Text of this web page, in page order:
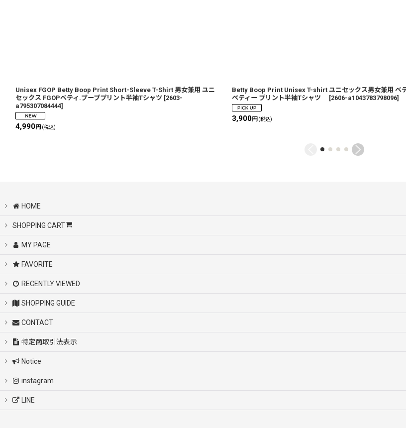
Unisex FGOP Betty Boop Print Short-Sleeve T-Shirt 男女兼用 ユニ
セックス FGOPベティ.ブーププリント半袖Tシャツ [2603-
a795307084444]
4,990円(税込)
Betty Boop Print Unisex T-shirt ユニセックス男女兼用 ベ
ベティー プリント半袖Tシャツ
[2606-a1043783798096]
3,900円 (税込)
HOME
SHOPPING CART
MY PAGE
FAVORITE
RECENTLY VIEWED
SHOPPING GUIDE
CONTACT
特定商取引法表示
Notice
instagram
LINE